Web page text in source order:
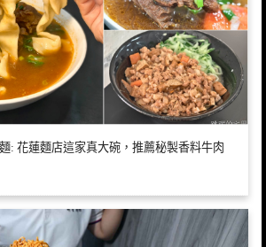
: 花蓮麵店這家真大碗，推薦秘製香料牛肉